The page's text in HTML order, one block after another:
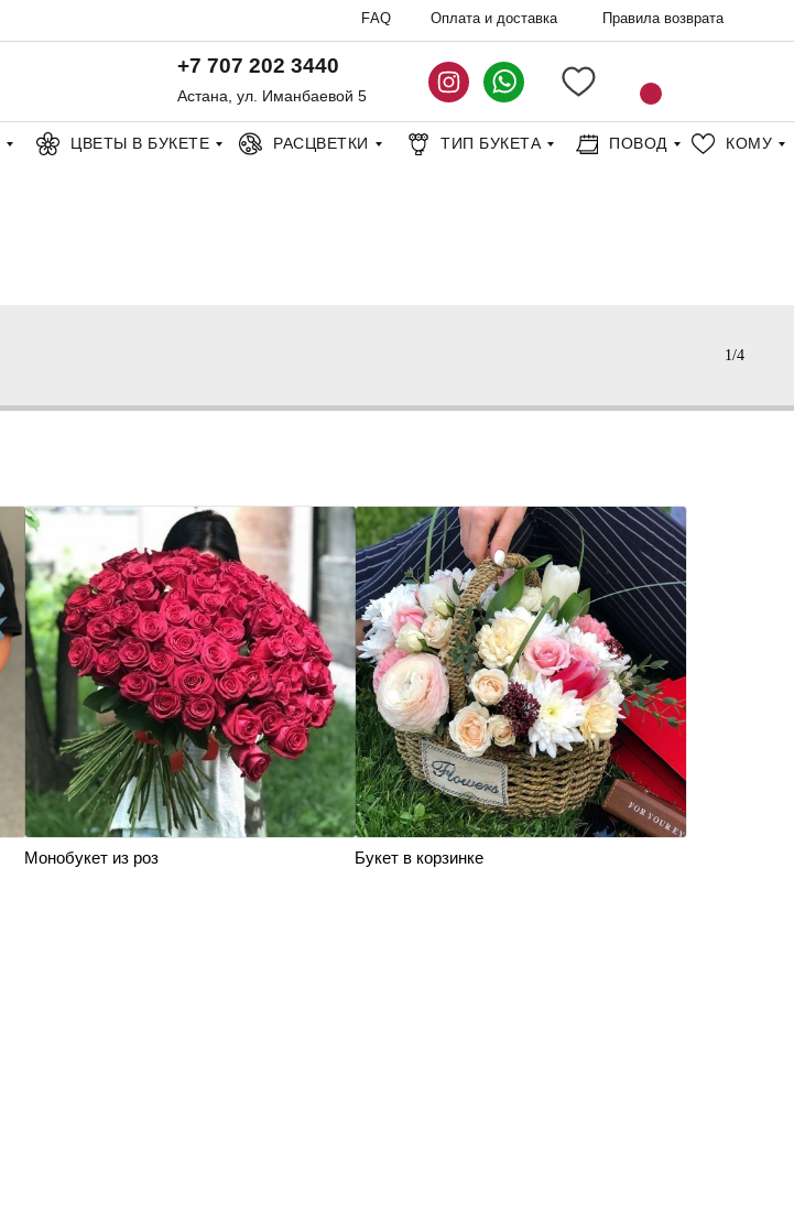
+7 707 202 3440
ПОВОД КОМУ
Астана, ул. Иманбаевой 5
ЦВЕТЫ В БУКЕТЕ ТИП БУКЕТА
FAQ Оплата и доставка Правила возврата
РАСЦВЕТКИ
1/4
Монобукет из роз Букет в корзинке